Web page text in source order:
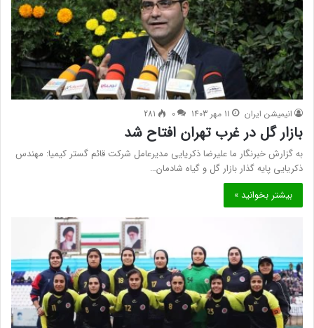
انیمیشن ایران 11 مهر 1403 0
281
بازار گل در غرب تهران افتاح شد
به گزارش خبرنگار ما علیرضا ذکریایی مدیرعامل شرکت قائم گستر کیمیا: مهندس
ذکریایی پايه گذار بازار گل و گیاه شادمان…
بیشتر بخوانید »